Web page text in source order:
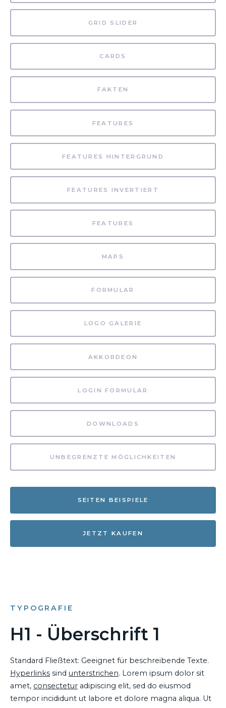
GRID SLIDER
CARDS
FAKTEN
FEATURES
FEATURES HINTERGRUND
FEATURES INVERTIERT
FEATURES
MAPS
FORMULAR
LOGO GALERIE
AKKORDEON
LOGIN FORMULAR
DOWNLOADS
UNBEGRENZTE MÖGLICHKEITEN
SEITEN BEISPIELE
JETZT KAUFEN
TYPOGRAFIE
H1 - Überschrift 1
Standard Fließtext: Geeignet für beschreibende Texte.
Hyperlinks sind unterstrichen. Lorem ipsum dolor sit
amet, consectetur adipiscing elit, sed do eiusmod
tempor incididunt ut labore et dolore magna aliqua. Ut